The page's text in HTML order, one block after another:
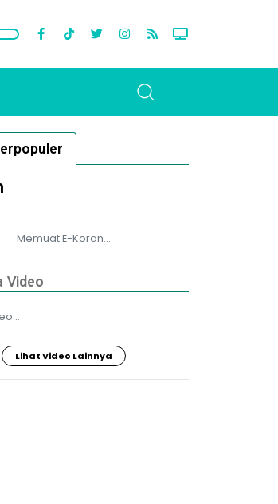
Memuat E-Koran...
Video
Lihat Video Lainnya